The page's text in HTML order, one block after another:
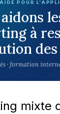
POUR
à
· formation
mixte